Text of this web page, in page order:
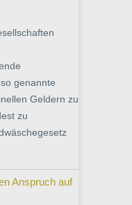
genannte
Geldern zu
zu
Anspruch auf